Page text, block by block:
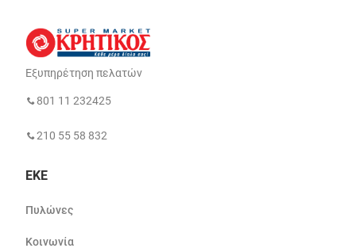
Εξυπηρέτηση πελατών
801 11 232425
210 55 58 832
ΕΚΕ
Πυλώνες
Κοινωνία